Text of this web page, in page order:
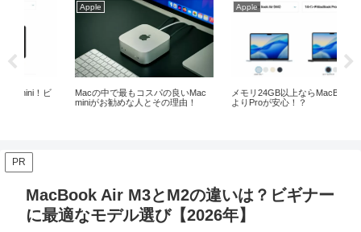
Macの中で最もコスパの良いMac
miniがお勧めな人とその理由！
Apple
メモリ24GB以上ならMacBook Air
よりProが安心！？
PR
MacBook Air M3とM2の違いは？ビギナー
に最適なモデル選び【2026年】